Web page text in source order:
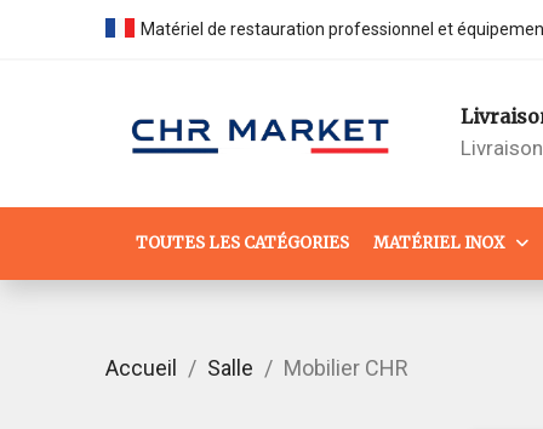
Matériel de restauration professionnel et
TOUTES LES CATÉGORIES MATÉRIEL INOX
Accueil Salle Mobilier CHR